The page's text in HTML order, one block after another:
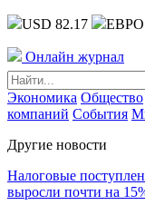
USD 82.17 ЕВРО
Онлайн журнал
Экономика Общество
компаний События
Другие новости
Налоговые
выросли почти на